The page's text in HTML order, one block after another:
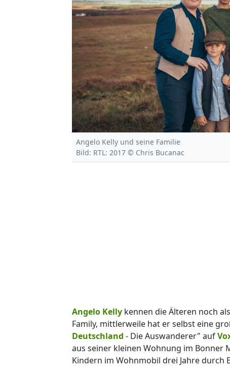
Angelo Kelly und seine Familie
Bild: RTL: 2017 © Chris Bucanac
Angelo Kelly kennen die Älteren noch
Family, mittlerweile hat er selbst eine
Deutschland - Die Auswanderer" auf
aus seiner kleinen Wohnung im
Kindern im Wohnmobil drei Jahre durch